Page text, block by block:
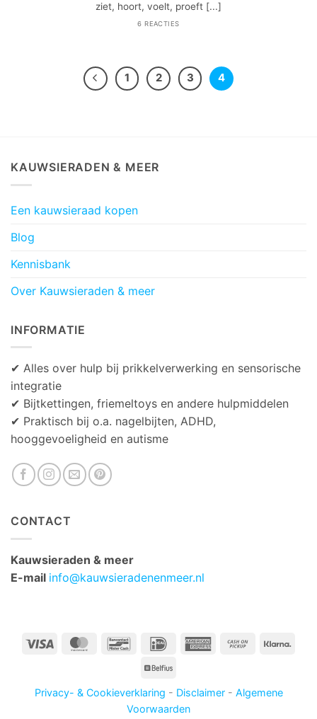
ziet, hoort, voelt, proeft [...]
6 REACTIES
1 2 3 4
KAUWSIERADEN & MEER
Een kauwsieraad kopen
Blog
Kennisbank
Over Kauwsieraden & meer
INFORMATIE
✔ Alles over hulp bij prikkelverwerking en sensorische
integratie
✔ Bijtkettingen, friemeltoys en andere hulpmiddelen
✔ Praktisch bij o.a. nagelbijten, ADHD,
hooggevoeligheid en autisme
CONTACT
Kauwsieraden & meer
E-mail info@kauwsieradenenmeer.nl
Visa MasterCardBancontactIDeal
American Cash
Belfius
Privacy- & Cookieverklaring - Disclaimer- Algemene
Voorwaarden